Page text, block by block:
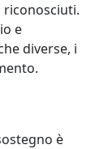
riconosciuti.
e
diverse, i
è